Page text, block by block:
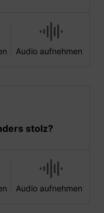
Audio aufnehmen
stolz?
Audio aufnehmen